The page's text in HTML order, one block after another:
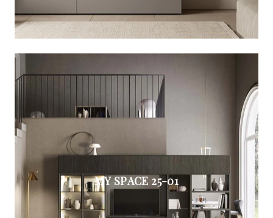
MY SPACE 25-01